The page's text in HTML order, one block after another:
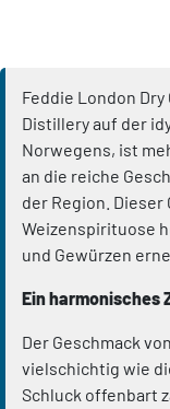
Feddie London
Distillery auf der
Norwegens, ist
an die reiche
der Region. Dieser
Weizenspirituose
und Gewürzen
Ein harmonisches
Der Geschmack
vielschichtig wie
Schluck offenbart